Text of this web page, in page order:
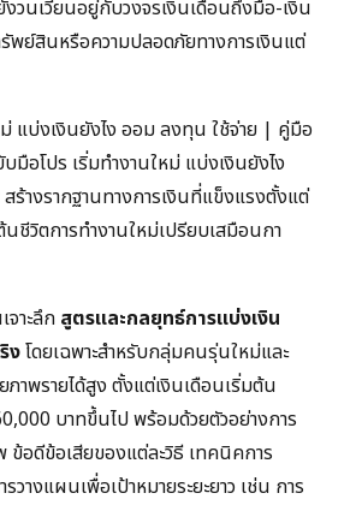
วนเวียนอยู่กับวงจรเงินเดือนถึงมือ-เงิน
พย์สินหรือความปลอดภัยทางการเงินแต่
ม่ แบ่งเงินยังไง ออม ลงทุน ใช้จ่าย | คู่มือ
มือโปร เริ่มทำงานใหม่ แบ่งเงินยังไง
ร้างรากฐานทางการเงินที่แข็งแรงตั้งแต่
นชีวิตการทำงานใหม่เปรียบเสมือนกา
าะลึก สูตรและกลยุทธ์การแบ่งเงิน
งโดยเฉพาะสำหรับกลุ่มคนรุ่นใหม่และ
าพรายได้สูง ตั้งแต่เงินเดือนเริ่มต้น
บาทขึ้นไป พร้อมด้วยตัวอย่างการ
ข้อดีข้อเสียของแต่ละวิธี เทคนิคการ
างแผนเพื่อเป้าหมายระยะยาว เช่น การ